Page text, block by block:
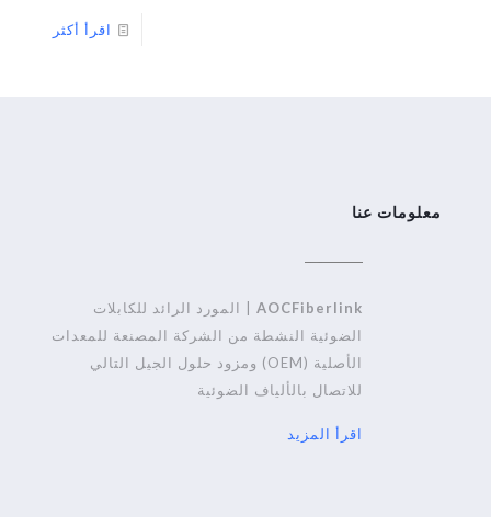
اقرأ أكثر
معلومات عنا
AOCFiberlink| المورد الرائد للكابلات
الضوئية النشطة من الشركة المصنعة للمعدات
الأصلية (OEM) ومزود حلول الجيل التالي
للاتصال بالألياف الضوئية
اقرأ المزيد